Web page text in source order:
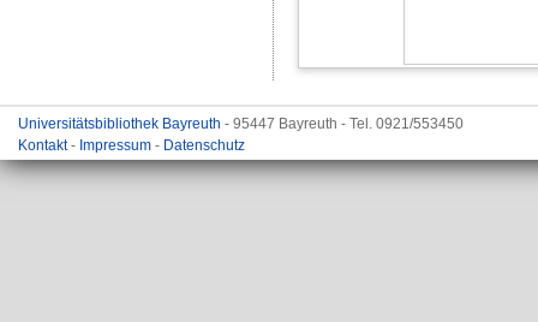
Universitätsbibliothek Bayreuth - 95447 Bayreuth - Tel. 0921/553450
Kontakt- Impressum - Datenschutz